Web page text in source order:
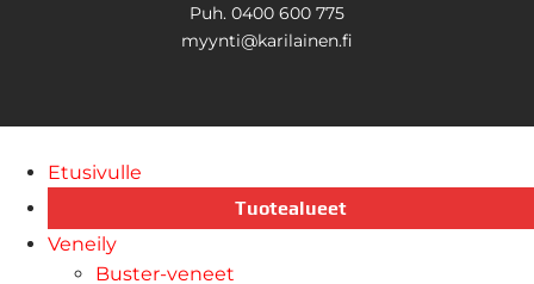
Puh. 0400 600 775
myynti@karilainen.fi
Etusivulle
Tuotealueet
Veneily
Buster-veneet